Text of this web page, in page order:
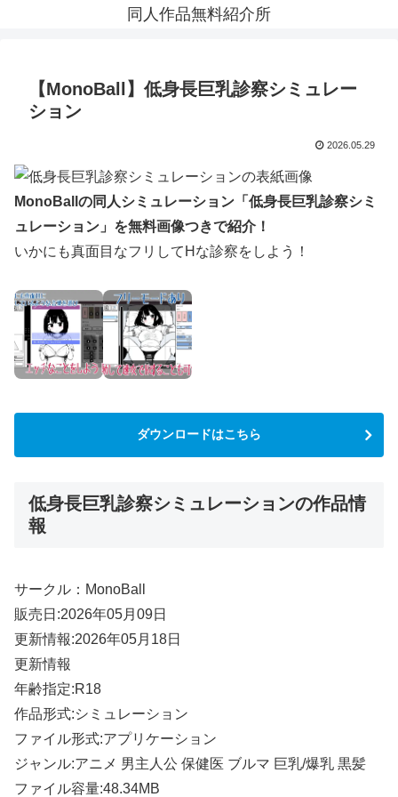
同人作品無料紹介所
【MonoBall】低身長巨乳診察シミュレー
ション
2026.05.29
MonoBallの同人シミュレーション「低身長巨乳診察シミ
ュレーション」を無料画像つきで紹介！
いかにも真面目なフリしてHな診察をしよう！
ダウンロードはこちら
低身長巨乳診察シミュレーションの作品情
報
サークル：MonoBall
販売日:2026年05月09日
更新情報:2026年05月18日
更新情報
年齢指定:R18
作品形式:シミュレーション
ファイル形式:アプリケーション
ジャンル:アニメ 男主人公 保健医 ブルマ 巨乳/爆乳 黒髪
ファイル容量:48.34MB